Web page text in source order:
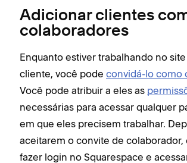
Adicionar clientes
colaboradores
Enquanto estiver trabalhando no
cliente, você pode convidá-lo como
Você pode atribuir a eles as
necessárias para acessar qualquer
em que eles precisem trabalhar.
aceitarem o convite de colaborador,
fazer login no Squarespace e